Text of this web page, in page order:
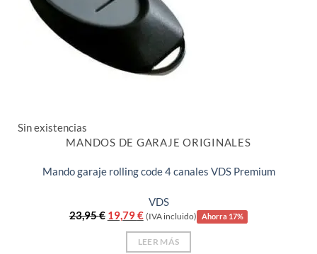
Sin existencias
MANDOS DE GARAJE ORIGINALES
Mando garaje rolling code 4 canales VDS Premium
VDS
23,95€ El
original
19,79€El
actual
es:
(IVA incluido) Ahorra 17%
LEER MÁS